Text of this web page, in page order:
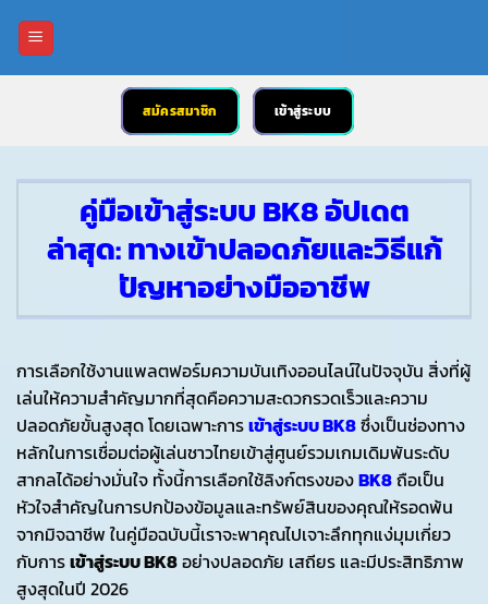
สมัครสมาชิก เข้าสู่ระบบ
คู่มือเข้าสู่ระบบ BK8 อัปเดต
ล่าสุด: ทางเข้าปลอดภัยและวิธีแก้
ปัญหาอย่างมืออาชีพ
การเลือกใช้งานแพลตฟอร์มความบันเทิงออนไลน์ในปัจจุบัน สิ่งที่ผู้
เล่นให้ความสำคัญมากที่สุดคือความสะดวกรวดเร็วและความ
ปลอดภัยขั้นสูงสุด โดยเฉพาะการเข้าสู่ระบบ BK8ซึ่งเป็นช่องทาง
หลักในการเชื่อมต่อผู้เล่นชาวไทยเข้าสู่ศูนย์รวมเกมเดิมพันระดับ
สากลได้อย่างมั่นใจ ทั้งนี้การเลือกใช้ลิงก์ตรงของBK8ถือเป็น
หัวใจสำคัญในการปกป้องข้อมูลและทรัพย์สินของคุณให้รอดพ้น
จากมิจฉาชีพ ในคู่มือฉบับนี้เราจะพาคุณไปเจาะลึกทุกแง่มุมเกี่ยว
กับการเข้าสู่ระบบ BK8อย่างปลอดภัย เสถียร และมีประสิทธิภาพ
สูงสุดในปี 2026